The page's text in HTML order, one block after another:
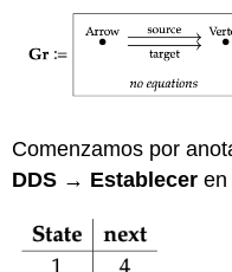
Comenzamos por
DDS → Establecer en